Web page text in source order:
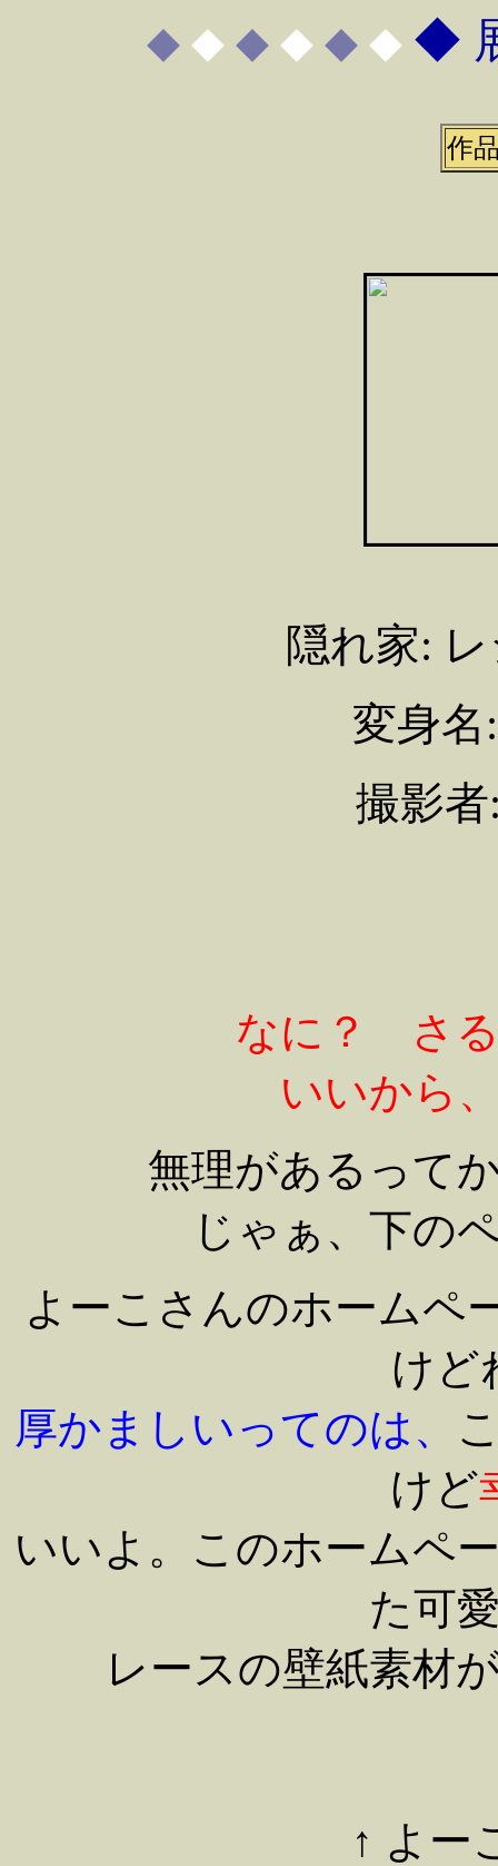
◆ ◆ ◆ ◆ ◆ ◆ ◆
作
隠れ家:
変身
撮影
なに？ さる
いいから
無理があるって
じゃぁ、下の
よーこさんのホームペ
けど
厚かましいってのは、
けど
いいよ。このホームペ
た可
レースの壁紙素材
↑ よー